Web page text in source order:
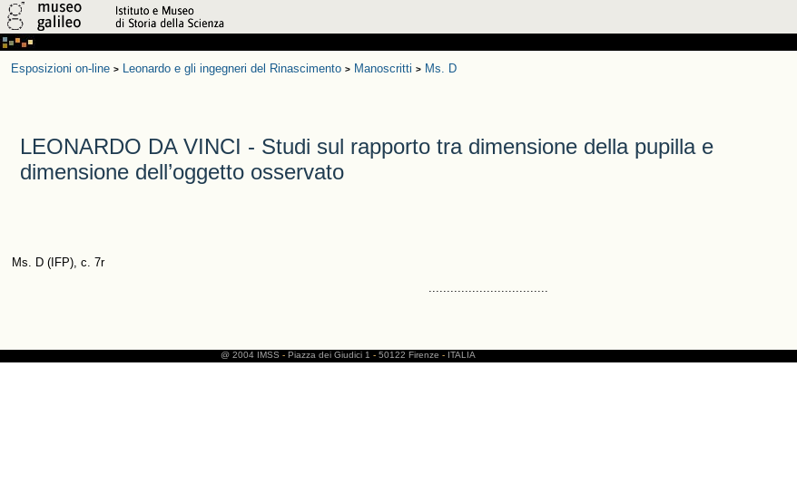
Esposizioni on-line > Leonardo e gli ingegneri del Rinascimento > Manoscritti > Ms. D
LEONARDO DA VINCI - Studi sul rapporto tra dimensione della pupilla e
dimensione dell’oggetto osservato
Ms. D (IFP), c. 7r
.................................
@ 2004 IMSS - Piazza dei Giudici 1 - 50122 Firenze - ITALIA